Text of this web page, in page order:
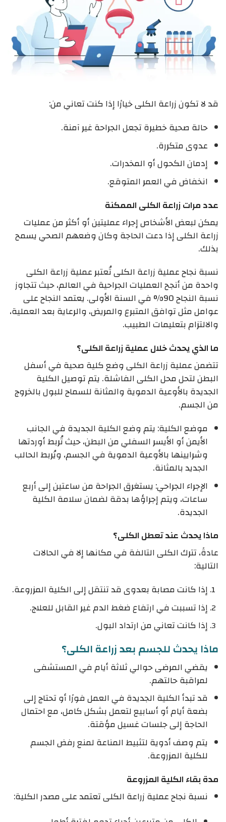
قد لا تكون زراعة الكلى خيارًا إذا كنت تعاني من:
حالة صحية خطيرة تجعل الجراحة غير آمنة.
عدوى متكررة.
إدمان الكحول أو المخدرات.
انخفاض في العمر المتوقع.
عدد مرات زراعة الكلى الممكنة
يمكن لبعض الأشخاص إجراء عمليتين أو أكثر من عمليات
زراعة الكلى إذا دعت الحاجة وكان وضعهم الصحي يسمح
بذلك.
نسبة نجاح عملية زراعة الكلى تُعتبر عملية زراعة الكلى
واحدة من أنجح العمليات الجراحية في العالم، حيث تتجاوز
نسبة النجاح 90% في السنة الأولى. يعتمد النجاح على
عوامل مثل توافق المتبرع والمريض، والرعاية بعد العملية،
والالتزام بتعليمات الطبيب.
ما الذي يحدث خلال عملية زراعة الكلى؟
تتضمن عملية زراعة الكلى وضع كلية صحية في أسفل
البطن لتحل محل الكلى الفاشلة. يتم توصيل الكلية
الجديدة بالأوعية الدموية والمثانة للسماح للبول بالخروج
من الجسم.
موضع الكلية: يتم وضع الكلية الجديدة في الجانب
الأيمن أو الأيسر السفلي من البطن، حيث تُربط أوردتها
وشرايينها بالأوعية الدموية في الجسم، ويُربط الحالب
الجديد بالمثانة.
الإجراء الجراحي: يستغرق الجراحة من ساعتين إلى أربع
ساعات، ويتم إجراؤها بدقة لضمان سلامة الكلية
الجديدة.
ماذا يحدث عند تعطل الكلى؟
عادةً، تترك الكلى التالفة في مكانها إلا في الحالات
التالية:
إذا كانت مصابة بعدوى قد تنتقل إلى الكلية المزروعة.
إذا تسببت في ارتفاع ضغط الدم غير القابل للعلاج.
إذا كانت تعاني من ارتداد البول.
ماذا يحدث للجسم بعد زراعة الكلى؟
يقضي المرضى حوالي ثلاثة أيام في المستشفى
لمراقبة حالتهم.
قد تبدأ الكلية الجديدة في العمل فورًا أو تحتاج إلى
بضعة أيام أو أسابيع لتعمل بشكل كامل، مع احتمال
الحاجة إلى جلسات غسيل مؤقتة.
يتم وصف أدوية لتثبيط المناعة لمنع رفض الجسم
للكلية المزروعة.
مدة بقاء الكلية المزروعة
نسبة نجاح عملية زراعة الكلى تعتمد على مصدر الكلية: